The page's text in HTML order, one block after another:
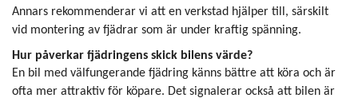
Annars rekommenderar vi att en verkstad hjälper till, särskilt
vid montering av fjädrar som är under kraftig spänning.
Hur påverkar fjädringens skick bilens värde?
En bil med välfungerande fjädring känns bättre att köra och är
ofta mer attraktiv för köpare. Det signalerar också att bilen är